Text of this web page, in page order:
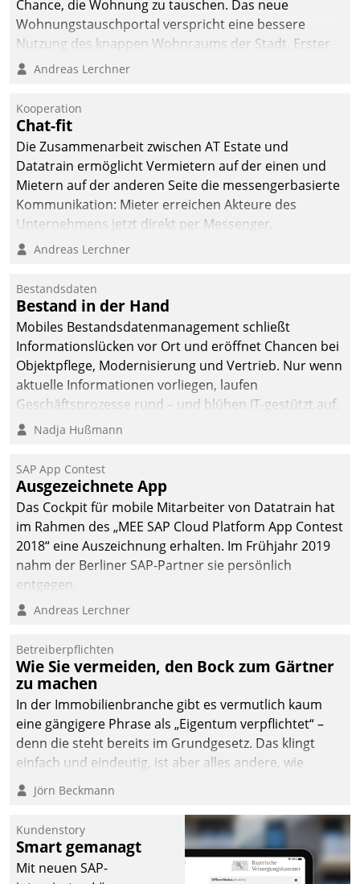
Chance, die Wohnung zu tauschen. Das neue
Wohnungstauschportal verspricht eine bessere
Nutzung des knappen Wohnraums der Stadt. Erster
Anwendungsfall für Datatrains Lösung API-Hub mit
Unternehmen.
Andreas Lerchner
Kooperation
Chat-fit
Die Zusammenarbeit zwischen AT Estate und
Datatrain ermöglicht Vermietern auf der einen und
Mietern auf der anderen Seite die messengerbasierte
Kommunikation: Mieter erreichen Akteure des
Unternehmens jetzt direkt per Messenger,
Mitarbeiter oder Dienstleister empfangen oder
Andreas Lerchner
Bestandsdaten
Bestand in der Hand
Mobiles Bestandsdatenmanagement schließt
Informationslücken vor Ort und eröffnet Chancen bei
Objektpflege, Modernisierung und Vertrieb. Nur wenn
aktuelle Informationen vorliegen, laufen
Geschäftsprozesse rund – und blühen IT-gestützt auf.
Nadja Hußmann
SAP App Contest
Ausgezeichnete App
Das Cockpit für mobile Mitarbeiter von Datatrain hat
im Rahmen des „MEE SAP Cloud Platform App Contest
2018“ eine Auszeichnung erhalten. Im Frühjahr 2019
nahm der Berliner SAP-Partner sie persönlich
entgegen.
Andreas Lerchner
Betreiberpflichten
Wie Sie vermeiden, den Bock zum Gärtner
zu machen
In der Immobilienbranche gibt es vermutlich kaum
eine gängigere Phrase als „Eigentum verpflichtet“ –
denn die steht bereits im Grundgesetz. Das klingt
einfach und eindeutig, ist aber alles andere, wie
Branchenbeschäftigte wissen. Denn mit der
Verantwortung folgen Verpflichtungen.
Jörn Beckmann
Kundenstory
Smart gemanagt
Mit neuen SAP-